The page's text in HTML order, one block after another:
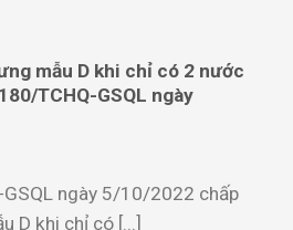
mẫu D khi chỉ có 2 nước
TCHQ-GSQL ngày
ngày 5/10/2022 chấp
D khi chỉ có [...]